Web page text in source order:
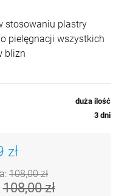
stosowaniu plastry
pielęgnacji wszystkich
blizn
duża ilość
3 dni
zł
108,00 zł
108,00 zł